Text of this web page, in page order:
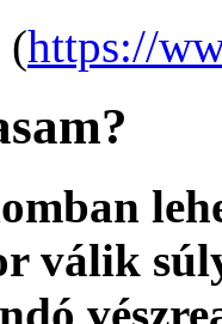
(https://
válik